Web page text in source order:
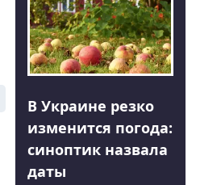
В Украине резко
изменится погода:
синоптик назвала
даты